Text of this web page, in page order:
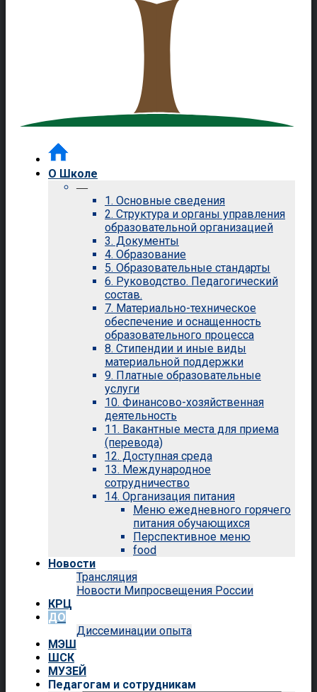
О Школе
—
1. Основные сведения
2. Структура и органы управления
образовательной организацией
3. Документы
4. Образование
5. Образовательные стандарты
6. Руководство. Педагогический
состав.
7. Материально-техническое
обеспечение и оснащенность
образовательного процесса
8. Стипендии и иные виды
материальной поддержки
9. Платные образовательные
услуги
10. Финансово-хозяйственная
деятельность
11. Вакантные места для приема
(перевода)
12. Доступная среда
13. Международное
сотрудничество
14. Организация питания
Меню ежедневного горячего
питания обучающихся
Перспективное меню
food
Новости
Трансляция
Новости Мипросвещения России
КРЦ
ДО
Диссеминации опыта
МЭШ
ШСК
МУЗЕЙ
Педагогам и сотрудникам